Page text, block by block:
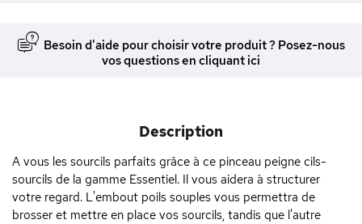
Besoin d'aide pour choisir votre produit ? Posez-nous
vos questions en cliquant ici
Description
A vous les sourcils parfaits grâce à ce pinceau peigne cils-
sourcils de la gamme Essentiel. Il vous aidera à structurer
votre regard. L'embout poils souples vous permettra de
brosser et mettre en place vos sourcils, tandis que l'autre